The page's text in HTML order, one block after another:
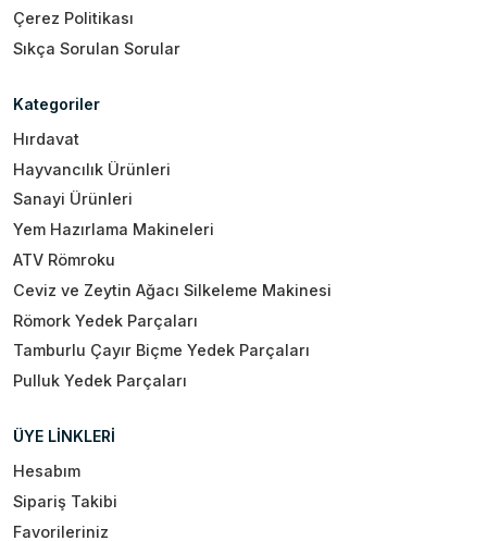
Çerez Politikası
Sıkça Sorulan Sorular
Kategoriler
Hırdavat
Hayvancılık Ürünleri
Sanayi Ürünleri
Yem Hazırlama Makineleri
ATV Römroku
Ceviz ve Zeytin Ağacı Silkeleme Makinesi
Römork Yedek Parçaları
Tamburlu Çayır Biçme Yedek Parçaları
Pulluk Yedek Parçaları
ÜYE LİNKLERİ
Hesabım
Sipariş Takibi
Favorileriniz